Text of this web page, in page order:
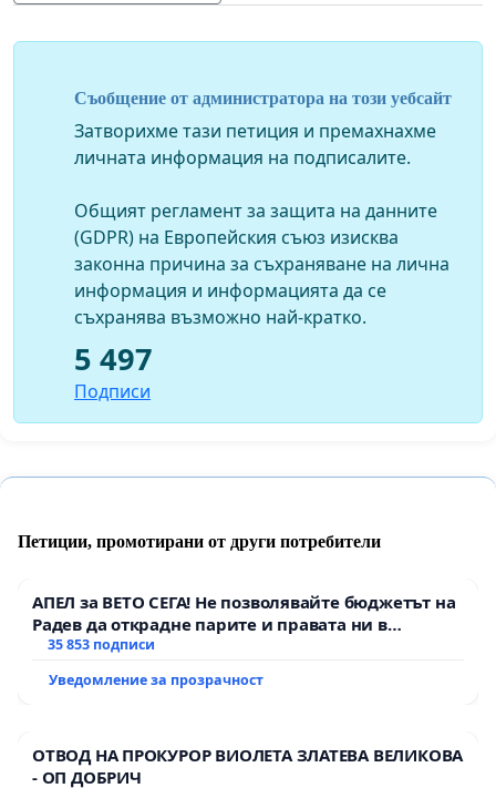
Съобщение от администратора на този уебсайт
Затворихме тази петиция и премахнахме
личната информация на подписалите.
Общият регламент за защита на данните
(GDPR) на Европейския съюз изисква
законна причина за съхраняване на лична
информация и информацията да се
съхранява възможно най-кратко.
5 497
Подписи
Петиции, промотирани от други потребители
АПЕЛ за ВЕТО СЕГА! Не позволявайте бюджетът на
Радев да открадне парите и правата ни в
тъмното
35 853 подписи
Уведомление за прозрачност
ОТВОД НА ПРОКУРОР ВИОЛЕТА ЗЛАТЕВА ВЕЛИКОВА
- ОП ДОБРИЧ